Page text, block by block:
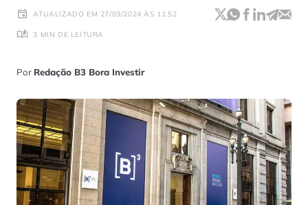
ATUALIZADO EM 27/03/2024 ÀS 11:52
3 MIN DE LEITURA
Por Redação B3 Bora Investir